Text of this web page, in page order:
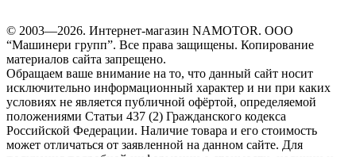
© 2003—2026. Интернет-магазин NAMOTOR. ООО
“Машинери групп”. Все права защищены. Копирование
материалов сайта запрещено.
Обращаем ваше внимание на то, что данный сайт носит
исключительно информационный характер и ни при каких
условиях не является публичной офёртой, определяемой
положениями Статьи 437 (2) Гражданского кодекса
Российской Федерации. Наличие товара и его стоимость
может отличаться от заявленной на данном сайте. Для